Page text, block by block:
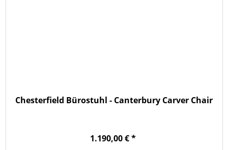
Chesterfield Bürostuhl - Canterbury Carver Chair
1.190,00 € *